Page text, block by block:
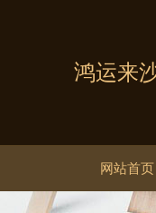
鸿运来
网站首页